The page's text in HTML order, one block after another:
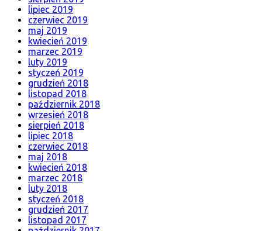
lipiec 2019
czerwiec 2019
maj 2019
kwiecień 2019
marzec 2019
luty 2019
styczeń 2019
grudzień 2018
listopad 2018
październik 2018
wrzesień 2018
sierpień 2018
lipiec 2018
czerwiec 2018
maj 2018
kwiecień 2018
marzec 2018
luty 2018
styczeń 2018
grudzień 2017
listopad 2017